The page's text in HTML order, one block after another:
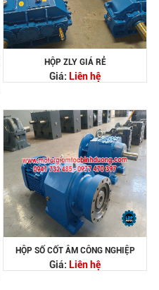
HỘP ZLY GIÁ RẺ
Giá: Liên hệ
HỘP SỐ CỐT ÂM CÔNG NGHIỆP
Giá: Liên hệ